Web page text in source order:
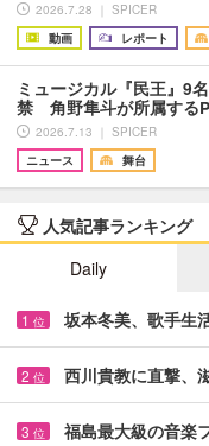
2026.7.28 ｜ SPICER
動画
レポート
ミュージカル『民王』9
禁 角野隼斗が所属する
2026.7.13 ｜ SPICER
ニュース
舞台
人気記事ランキング
Daily
1 位 坂本冬美、歌手生
2 位 西川貴教に直撃、
3 位 福島最大級の音楽